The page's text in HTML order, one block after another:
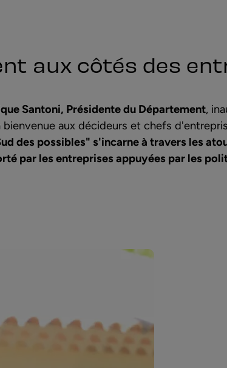
aux côtés des
Santoni, Présidente du Département,
aux décideurs et chefs
des possibles" s'incarne à travers les
par les entreprises appuyées par les